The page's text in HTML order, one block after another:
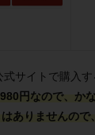
式サイトで購入
円なので、か
ありませんの